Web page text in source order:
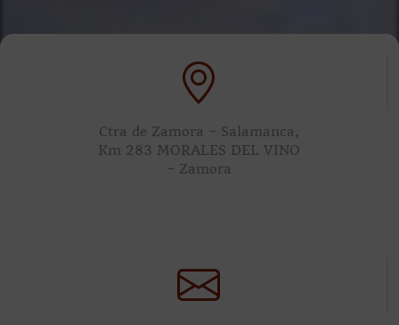
Ctra de Zamora – Salamanca,
Km 283 MORALES DEL VINO
– Zamora